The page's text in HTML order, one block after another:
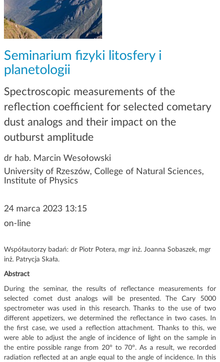
Seminarium fizyki litosfery i
planetologii
Spectroscopic measurements of the
reflection coefficient for selected cometary
dust analogs and their impact on the
outburst amplitude
dr hab. Marcin Wesołowski
University of Rzeszów, College of Natural Sciences,
Institute of Physics
24 marca 2023 13:15
on-line
Współautorzy badań: dr Piotr Potera, mgr inż. Joanna Sobaszek, mgr
inż. Patrycja Skała.
Abstract
During the seminar, the results of reflectance measurements for
selected comet dust analogs will be presented. The Cary 5000
spectrometer was used in this research. Thanks to the use of two
different appetizers, we determined the reflectance in two cases. In
the first case, we used a reflection attachment. Thanks to this, we
were able to adjust the angle of incidence of light on the sample in
the entire possible range from 20° to 70°. As a result, we recorded
radiation reflected at an angle equal to the angle of incidence. In this